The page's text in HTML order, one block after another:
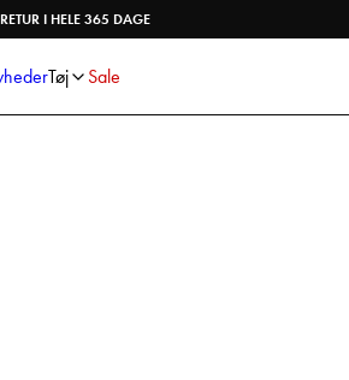
RETUR I HELE 365 DAGE
Tøj Sale
Bukser
Shorts
Undertøj